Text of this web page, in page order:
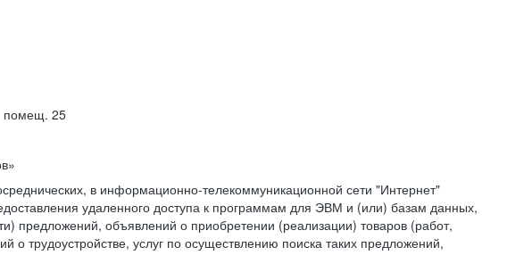
помещ. 25
в информационно-телекоммуникационной сети "Интернет"
удаленного доступа к программам для ЭВМ и (или) базам данных,
предложений, объявлений о приобретении (реализации) товаров (работ,
трудоустройстве, услуг по осуществлению поиска таких предложений,